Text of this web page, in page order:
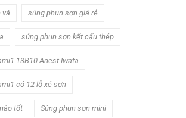
vá súng phun sơn giá rẻ
súng phun sơn kết cấu thép
13B10 Anest Iwata
có 12 lỗ xé sơn
tốt Súng phun sơn mini